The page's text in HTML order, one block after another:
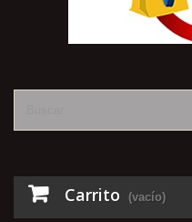
Carrito (vacío)